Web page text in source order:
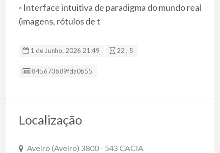
◦ Interface intuitiva de paradigma do mundo real
(imagens, rótulos de t
1 de Junho, 2026 21:49 22 , 5
ID do Cliente:
845673b89fda0b55
Localização
Aveiro (Aveiro) 3800 - 543 CACIA